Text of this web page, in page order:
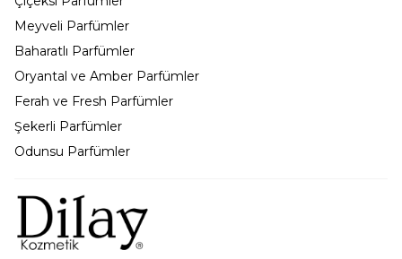
Meyveli Parfümler
Baharatlı Parfümler
Oryantal ve Amber Parfümler
Ferah ve Fresh Parfümler
Şekerli Parfümler
Odunsu Parfümler